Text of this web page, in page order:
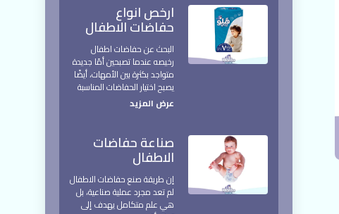
ارخص انواع
حفاضات الاطفال
البحث عن حفاضات اطفال
رخيصه عندما تصبحين أمًا جديدة
متواجد بكثرة بين الأمهات، أيضًا
يصبح اختيار الحفاضات المناسبة
عرض المزيد
صناعة حفاضات
الاطفال
إن طريقة صنع حفاضات الاطفال
لم تعد مجرد عملية صناعية، بل
هي علم متكامل يهدف إلى